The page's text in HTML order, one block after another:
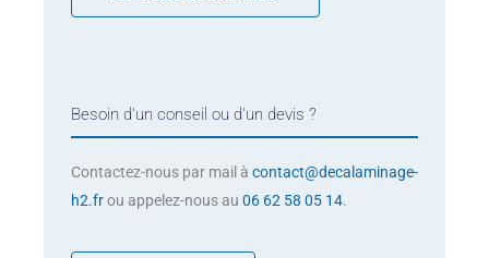
Besoin d'un conseil ou d'un devis ?
Contactez-nous par mail à contact@decalaminage-
h2.frou appelez-nous au 06 62 58 05 14.